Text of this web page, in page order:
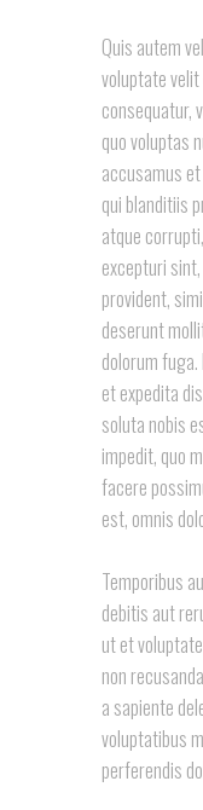
Quis autem
voluptate
consequatur,
quo voluptas
accusamus
qui blanditiis
atque
excepturi
provident,
deserunt
dolorum
et expedita
soluta nobis
impedit, quo
facere
est, omnis
Temporibus
debitis aut
ut et
non
a sapiente
voluptatibus
perferendis